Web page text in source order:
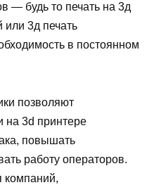
— будь то печать на 3д
или 3д печать
в постоянном
позволяют
на 3d принтере
повышать
работу операторов.
компаний,